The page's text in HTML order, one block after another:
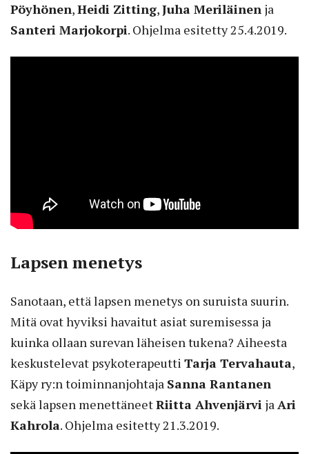
Pöyhönen,Heidi Zitting,Juha Meriläinen ja
Santeri Marjokorpi. Ohjelma esitetty 25.4.2019.
Lapsen menetys
Sanotaan, että lapsen menetys on suruista suurin.
Mitä ovat hyviksi havaitut asiat suremisessa ja
kuinka ollaan surevan läheisen tukena? Aiheesta
keskustelevat psykoterapeutti Tarja Tervahauta,
Käpy ry:n toiminnanjohtaja Sanna Rantanen
sekä lapsen menettäneetRiitta Ahvenjärvi jaAri
Kahrola. Ohjelma esitetty 21.3.2019.